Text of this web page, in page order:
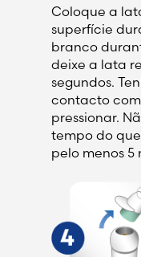
Coloque a
superfície
branco
deixe a lata
segundos.
contacto
pressionar.
tempo do
pelo menos 5